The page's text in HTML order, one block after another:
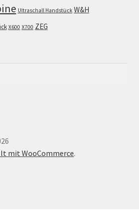
Ultraschall Handstück W&H
X600 X700 ZEG
mit WooCommerce.